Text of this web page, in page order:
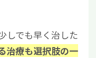
しでも早く治した
治療も選択肢の一